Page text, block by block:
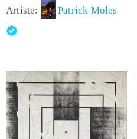
Artiste: Patrick Moles